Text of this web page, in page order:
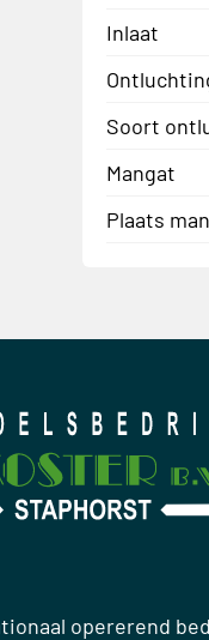
Inlaat
Soort
Mangat
Plaats
opererend